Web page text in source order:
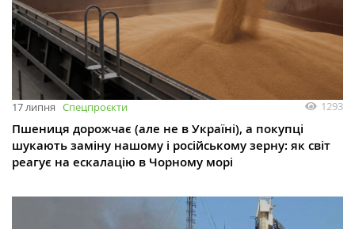
17 липня Спецпроєкти 1293
Пшениця дорожчає (але не в Україні), а покупці
шукають заміну нашому і російському зерну: як світ
реагує на ескалацію в Чорному морі